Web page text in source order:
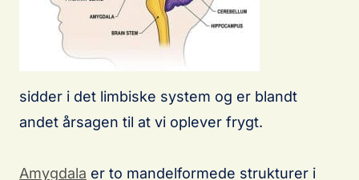
sidder i det limbiske system og er blandt
andet årsagen til at vi oplever frygt.
Amygdala er to mandelformede strukturer i